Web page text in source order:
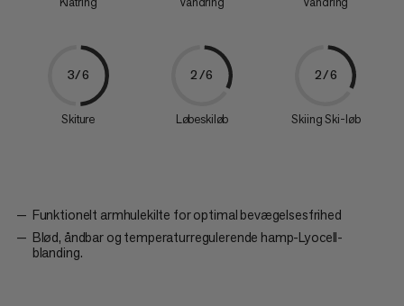
3/6
Skiture
2/6
Løbeskiløb
2/6
Skiing Ski-løb
Funktionelt armhulekilte for optimal bevægelsesfrihed
Blød, åndbar og temperaturregulerende hamp-Lyocell-
blanding.